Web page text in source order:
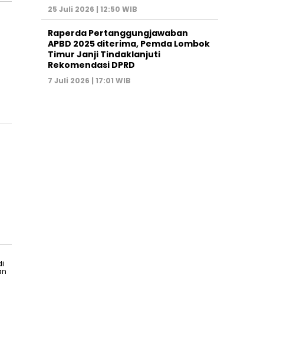
25 Juli 2026 | 12:50 WIB
Raperda Pertanggungjawaban
APBD 2025 diterima, Pemda Lombok
Timur Janji Tindaklanjuti
Rekomendasi DPRD
7 Juli 2026 | 17:01 WIB